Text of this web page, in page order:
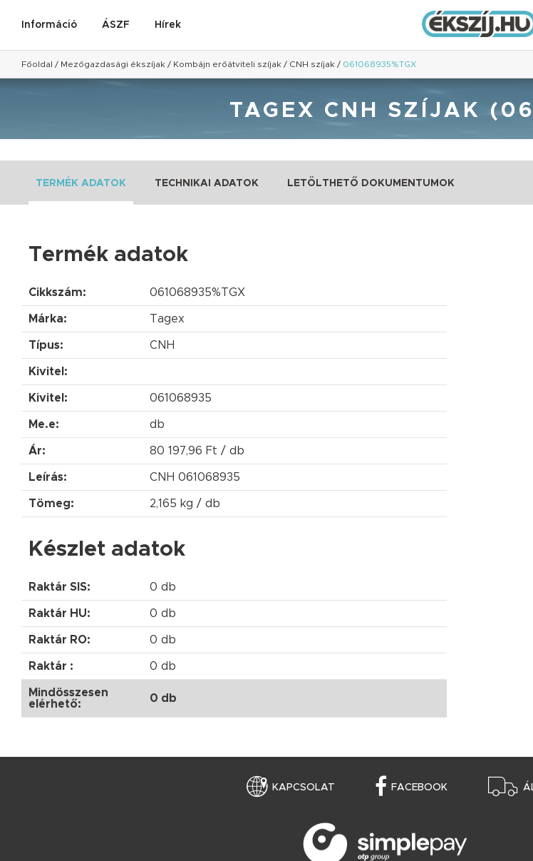
Információ ÁSZF Hírek
Főoldal / Mezőgazdasági ékszíjak / Kombájn erőátviteli szíjak / CNH szíjak / 061068935%TGX
TAGEX CNH SZÍJAK
TERMÉK ADATOK TECHNIKAI ADATOK LETÖLTHETŐ DOKUMENTUMOK
Termék adatok
Cikkszám: 061068935%TGX
Márka: Tagex
Típus: CNH
Kivitel:
Kivitel: 061068935
Me.e: db
Ár: 80 197,96 Ft / db
Leírás: CNH 061068935
Tömeg: 2,165 kg / db
Készlet adatok
Raktár SIS: 0 db
Raktár HU: 0 db
Raktár RO: 0 db
Raktár : 0 db
Mindösszesen
elérhető:
0 db
KAPCSOLAT FACEBOOK